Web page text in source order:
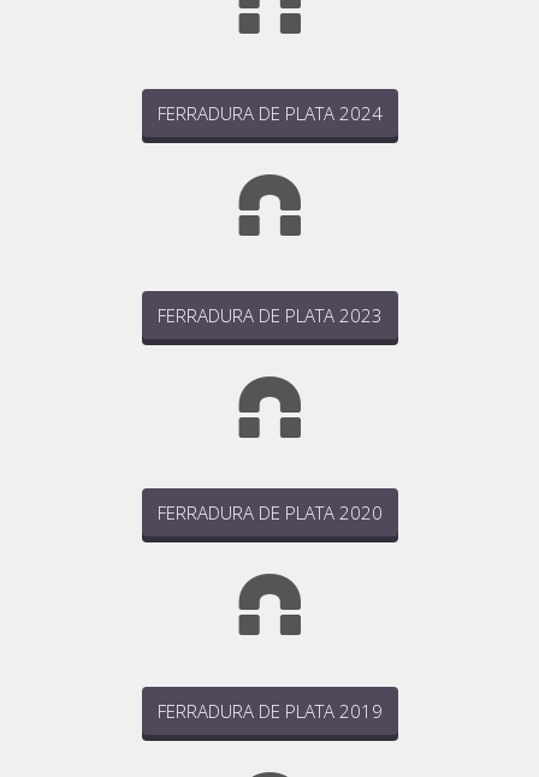
FERRADURA DE PLATA 2024
FERRADURA DE PLATA 2023
FERRADURA DE PLATA 2020
FERRADURA DE PLATA 2019